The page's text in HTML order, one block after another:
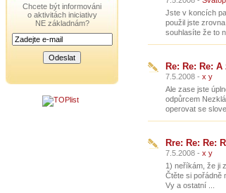
Jste v koncích
použil jste
souhlasíte že to
Re: Re: Re:
7.5.2008 - x y
Ale zase jste
odpůrcem
operovat se
Rre: Re: Re:
7.5.2008 - x y
1) neříkám, že ji
Čtěte si pořádně
Vy a ostatní ...
Chcete být informováni
o aktivitách iniciativy
NE základnám?